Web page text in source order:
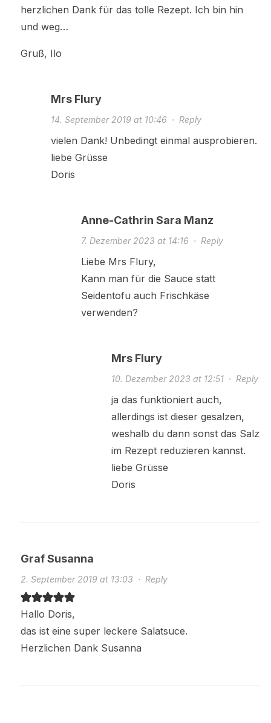
herzlichen Dank für das tolle Rezept. Ich bin hin
und weg…
Gruß, Ilo
Mrs Flury
14. September 2019 at 10:46· Reply
vielen Dank! Unbedingt einmal ausprobieren.
liebe Grüsse
Doris
Anne-Cathrin Sara Manz
7. Dezember 2023 at 14:16· Reply
Liebe Mrs Flury,
Kann man für die Sauce statt
Seidentofu auch Frischkäse
verwenden?
Mrs Flury
10. Dezember 2023 at 12:51· Reply
ja das funktioniert auch,
allerdings ist dieser gesalzen,
weshalb du dann sonst das Salz
im Rezept reduzieren kannst.
liebe Grüsse
Doris
Graf Susanna
2. September 2019 at 13:03 · Reply
Hallo Doris,
das ist eine super leckere Salatsuce.
Herzlichen Dank Susanna